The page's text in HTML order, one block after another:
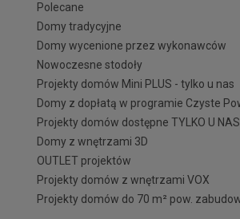
Polecane
Domy tradycyjne
Domy wycenione przez wykonawców
Nowoczesne stodoły
Projekty domów Mini PLUS - tylko u nas
Domy z dopłatą w programie Czyste
Projekty domów dostępne TYLKO U NAS
Domy z wnętrzami 3D
OUTLET projektów
Projekty domów z wnętrzami VOX
Projekty domów do 70 m² pow.